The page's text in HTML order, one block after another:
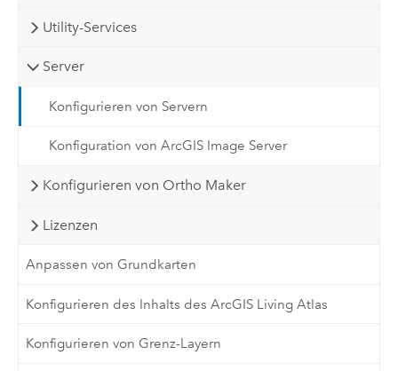
Utility-Services
Server
Konfigurieren von Servern
Konfiguration von ArcGIS Image Server
Konfigurieren von Ortho Maker
Lizenzen
Anpassen von Grundkarten
Konfigurieren des Inhalts des ArcGIS Living Atlas
Konfigurieren von Grenz-Layern